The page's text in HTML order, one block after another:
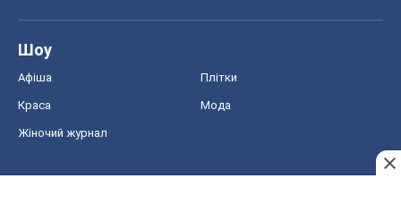
Шоу
Афіша Плітки
Краса Мода
Жіночий журнал